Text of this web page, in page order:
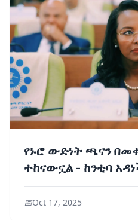
የኑሮ ውድነት ጫናን
ተከናውኗል - ከንቲባ
📅Oct 17, 2025